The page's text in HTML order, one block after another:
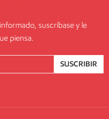
suscríbase y le
piensa.
SUSCRIBIR